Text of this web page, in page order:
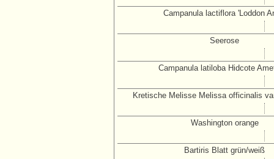
Campanula lactiflora 'Loddon
Seerose
Campanula latiloba Hidcote
Kretische Melisse Melissa officinalis
Washington orange
Bartiris Blatt grün/weiß